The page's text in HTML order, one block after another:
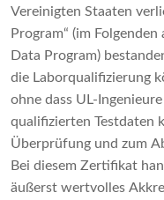
Vereinigten Staaten
Program“ (im
Data Program)
die Laborqualifizierung
ohne dass UL-
qualifizierten Testdaten
Überprüfung und zum
Bei diesem Zertifikat
äußerst wertvolles